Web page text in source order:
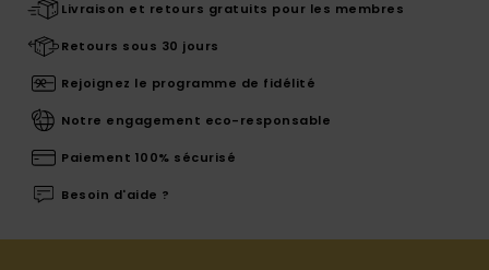
Livraison et retours gratuits pour les membres
Retours sous 30 jours
Rejoignez le programme de fidélité
Notre engagement eco-responsable
Paiement 100% sécurisé
Besoin d'aide ?